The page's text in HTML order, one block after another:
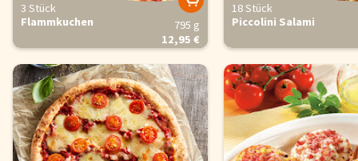
3 Stück
Flammkuchen
795 g
12,95 €
18 Stück
Piccolini Salami